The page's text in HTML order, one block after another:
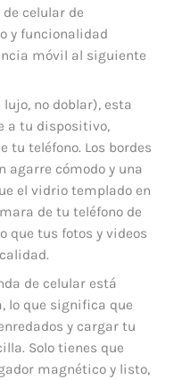
celular de
y funcionalidad
móvil al siguiente
no doblar), esta
a tu dispositivo,
tu teléfono. Los bordes
agarre cómodo y una
el vidrio templado en
de tu teléfono de
que tus fotos y videos
de celular está
lo que significa que
y cargar tu
Solo tienes que
magnético y listo,